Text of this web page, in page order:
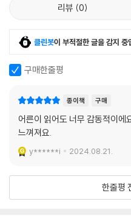
리뷰 0
클린봇이 부적절한 글을 감지 중
구매한줄평
종이책 구매
어른이 읽어도 너무 감동적이에
느껴져요.
y******i 2024.08.21.
한줄평